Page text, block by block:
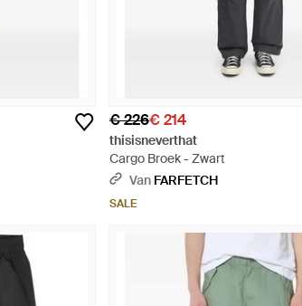
€ 226€ 214
thisisneverthat
Cargo Broek - Zwart
Van FARFETCH
SALE